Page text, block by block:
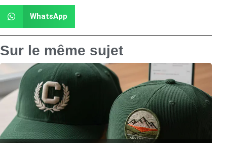
WhatsApp
Sur le même sujet